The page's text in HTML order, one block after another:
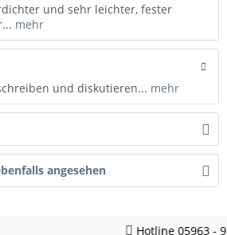
und sehr leichter, fester
mehr
und diskutieren... mehr
angesehen
Hotline 05963 - 982823